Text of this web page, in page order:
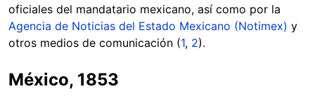
oficiales del mandatario mexicano, así como por la
Agencia de Noticias del Estado Mexicano (Notimex) y
otros medios de comunicación (1, 2).
México, 1853